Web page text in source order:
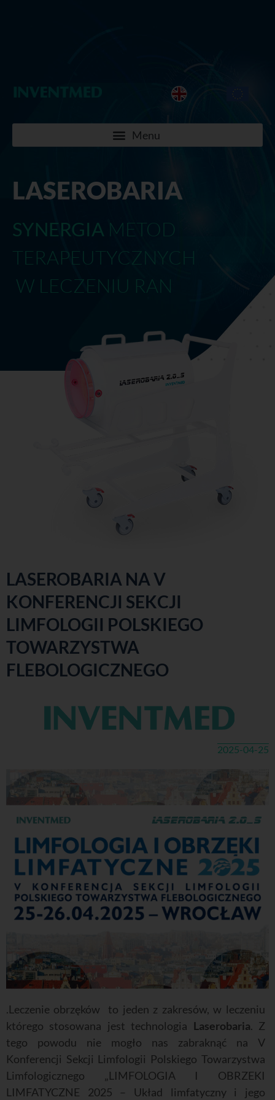
LASEROBARIA
SYNERGIA METOD
TERAPEUTYCZNYCH
W LECZENIU RAN
LASEROBARIA NA V
KONFERENCJI SEKCJI
LIMFOLOGII POLSKIEGO
TOWARZYSTWA
FLEBOLOGICZNEGO
2025-04-25
.Leczenie obrzęków to jeden z zakresów, w leczeniu
którego stosowana jest technologia Laserobaria. Z
tego powodu nie mogło nas zabraknąć na V
Konferencji Sekcji Limfologii Polskiego Towarzystwa
Limfologicznego „LIMFOLOGIA I OBRZEKI
LIMFATYCZNE 2025 – Układ limfatyczny i jego